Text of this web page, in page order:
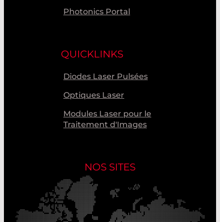
Photonics Portal
QUICKLINKS
Diodes Laser Pulsées
Optiques Laser
Modules Laser pour le
Traitement d'Images
NOS SITES